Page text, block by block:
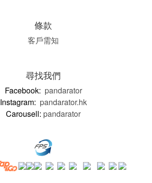
條款
客戶需知
尋找我們
Facebook: pandarator
Instagram: pandarator.hk
Carousell: pandarator